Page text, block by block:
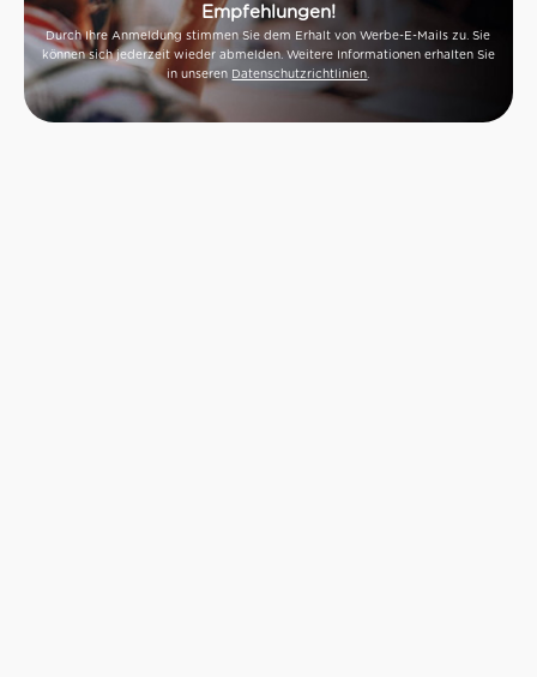
Empfehlungen!
Durch Ihre Anmeldung stimmen Sie dem Erhalt von Werbe-E-Mails zu. Sie
können sich jederzeit wieder abmelden. Weitere Informationen erhalten Sie
in unseren Datenschutzrichtlinien.